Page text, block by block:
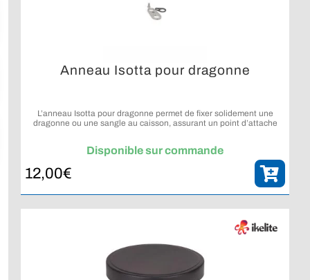
Anneau Isotta pour dragonne
L’anneau Isotta pour dragonne permet de fixer solidement une
dragonne ou une sangle au caisson, assurant un point d’attache
Disponible sur commande
12,00€